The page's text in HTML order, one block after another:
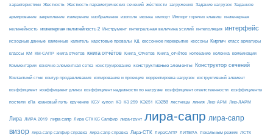
характеристики Жесткость Жесткость параметрических сечений жёсткости загружения Задание нагрузок Заданное
армирование закрепление измерение изображения изополя иконка импорт Импорт горячих клавиш инженерная
нелинейность инженерная нелинейность 2 Инструмент интегральная величина усилий интеполяция интерфейс
исходные данные каменные капитель карстовые провалы КД кессонное перекрытие кессоны Кирпич класс арматуры
классы КМ КМ-САПР книга отчетов книга отчётов Книга_Отчетов Книга_отчётов колебание колонна комбинации
Комментарии конечно-элементная сетка конструирование конструктивные элементы Конструктор сечений
Контактный стык контур продавливания копирование и проекция корректировка нагрузок коструктивный элемент
коэффициент коэффициент длины коэффициент надежности по нагрузке коэффициент ответственности коэффициенты
постели кПа крановый путь кручение КСУ купол КЭ КЭ 259 КЭ251 КЭ259 лестницы линия Лир-АРМ Лир-ЛАРМ
Лира ЛИРА 2019 лира сапр Лира СТК КС Сапфир лира-грунт лира-сапр лира-сапр
визор лира-сапр сапфир справка лира-сапр справка Лира-СТК ЛираСАПР ЛИТЕРА Локальным режим ЛСТК